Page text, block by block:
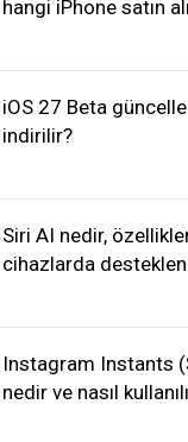
hangi iPhone satın
iOS 27 Beta
indirilir?
Siri AI nedir,
cihazlarda
Instagram Instants
nedir ve nasıl